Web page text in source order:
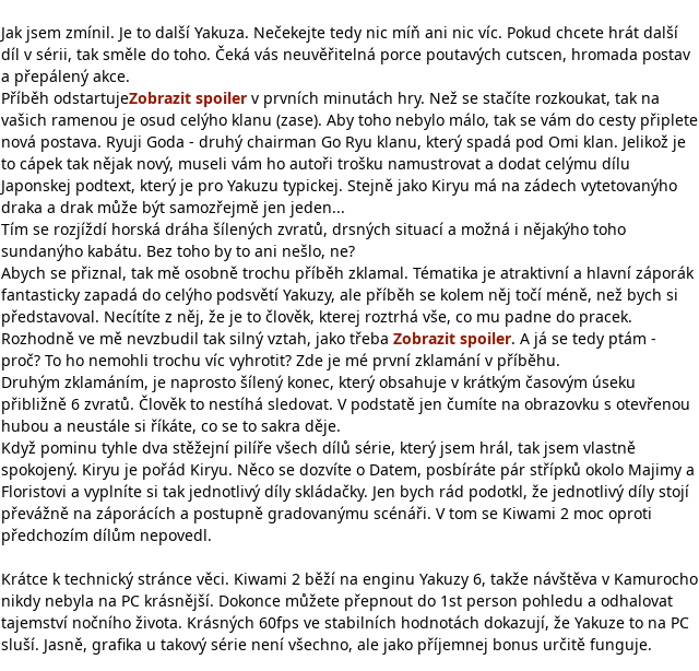
Jak jsem zmínil. Je to další Yakuza. Nečekejte tedy nic míň ani nic víc. Pokud chcete hrát další
díl v sérii, tak směle do toho. Čeká vás neuvěřitelná porce poutavých cutscen, hromada postav
a přepálený akce.
Příběh odstartuje
v prvních minutách hry. Než se stačíte rozkoukat, tak na
vašich ramenou je osud celýho klanu (zase). Aby toho nebylo málo, tak se vám do cesty připlete
nová postava. Ryuji Goda - druhý chairman Go Ryu klanu, který spadá pod Omi klan. Jelikož je
to cápek tak nějak nový, museli vám ho autoři trošku namustrovat a dodat celýmu dílu
Japonskej podtext, který je pro Yakuzu typickej. Stejně jako Kiryu má na zádech vytetovanýho
draka a drak může být samozřejmě jen jeden...
Tím se rozjíždí horská dráha šílených zvratů, drsných situací a možná i nějakýho toho
sundanýho kabátu. Bez toho by to ani nešlo, ne?
Abych se přiznal, tak mě osobně trochu příběh zklamal. Tématika je atraktivní a hlavní záporák
fantasticky zapadá do celýho podsvětí Yakuzy, ale příběh se kolem něj točí méně, než bych si
představoval. Necítíte z něj, že je to člověk, kterej roztrhá vše, co mu padne do pracek.
Rozhodně ve mě nevzbudil tak silný vztah, jako třeba
. A já se tedy ptám -
proč? To ho nemohli trochu víc vyhrotit? Zde je mé první zklamání v příběhu.
Druhým zklamáním, je naprosto šílený konec, který obsahuje v krátkým časovým úseku
přibližně 6 zvratů. Člověk to nestíhá sledovat. V podstatě jen čumíte na obrazovku s otevřenou
hubou a neustále si říkáte, co se to sakra děje.
Když pominu tyhle dva stěžejní pilíře všech dílů série, který jsem hrál, tak jsem vlastně
spokojený. Kiryu je pořád Kiryu. Něco se dozvíte o Datem, posbíráte pár střípků okolo Majimy a
Floristovi a vyplníte si tak jednotlivý díly skládačky. Jen bych rád podotkl, že jednotlivý díly stojí
převážně na záporácích a postupně gradovanýmu scénáři. V tom se Kiwami 2 moc oproti
předchozím dílům nepovedl.
Krátce k technický stránce věci. Kiwami 2 běží na enginu Yakuzy 6, takže návštěva v Kamurocho
nikdy nebyla na PC krásnější. Dokonce můžete přepnout do 1st person pohledu a odhalovat
tajemství nočního života. Krásných 60fps ve stabilních hodnotách dokazují, že Yakuze to na PC
sluší. Jasně, grafika u takový série není všechno, ale jako příjemnej bonus určitě funguje.